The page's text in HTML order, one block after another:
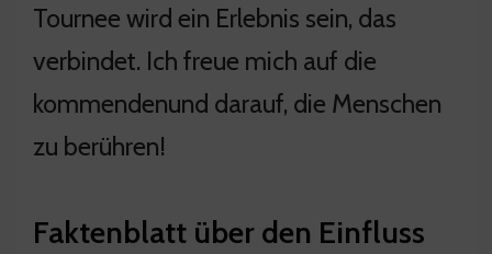
Tournee wird ein Erlebnis sein, das
verbindet. Ich freue mich auf die
kommendenund darauf, die Menschen
zu berühren!
Faktenblatt über den Einfluss